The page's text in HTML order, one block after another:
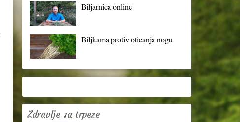
Biljarnica online
Biljkama protiv oticanja nogu
Zdravlje sa trpeze